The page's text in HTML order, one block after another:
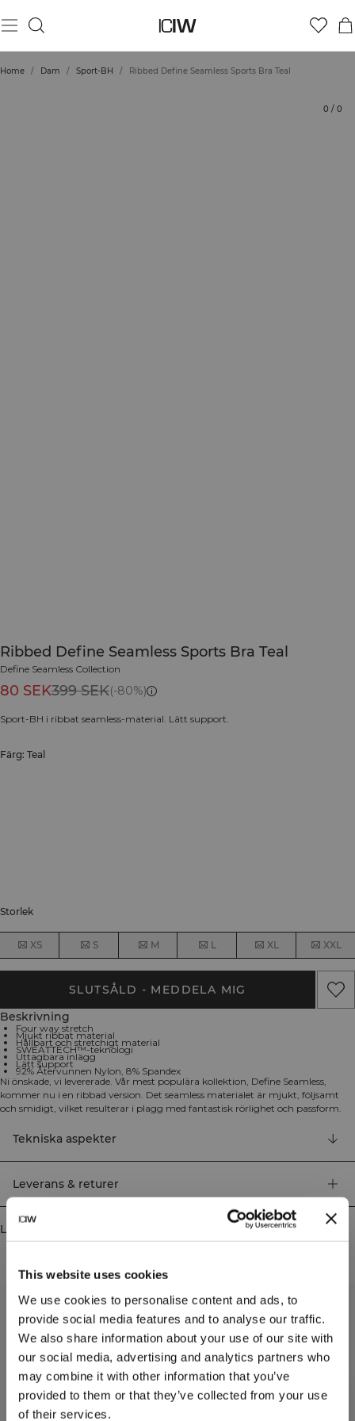
This website uses cookies
We use cookies to personalise content and ads, to
provide social media features and to analyse our traffic.
We also share information about your use of our site with
our social media, advertising and analytics partners who
may combine it with other information that you’ve
provided to them or that they’ve collected from your use
of their services.
Home / Dam / Sport-BH / Ribbed Define Seamless Sports Bra Teal
0 / 0
Ribbed Define Seamless Sports Bra Teal
Define Seamless Collection
80 SEK399 SEK(-80%)
Sport-BH i ribbat seamless-material. Lätt support.
Färg: Teal
Storlek
XS S M L XL XXL
SLUTSÅLD - MEDDELA MIG
Beskrivning
Four way stretch
Mjukt ribbat material
Hållbart och stretchigt material
SWEATTECH™-teknologi
Uttagbara inlägg
Lätt support
92% Återvunnen Nylon, 8% Spandex
Ni önskade, vi levererade. Vår mest populära kollektion, Define Seamless,
kommer nu i en ribbad version. Det seamless materialet är mjukt, följsamt
och smidigt, vilket resulterar i plagg med fantastisk rörlighet och passform.
det perfekta valet för olika typer av träning. Materialet med four-way stretch
använder den senaste seamless-teknologin för att öka rörligheten under ditt
träningspass, medan SWEATTECH-teknologin förbättrar din prestation.
dina träningspass. Det följsamma och hållbara materialet behåller sin form
även efter upprepad användning. 92% Återvunnen Nylon, 8% Elastan.
Tekniska aspekter
Leverans & returer
Liknande produkter